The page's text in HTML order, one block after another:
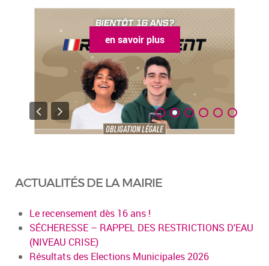
en savoir plus
ACTUALITÉS DE LA MAIRIE
Le recensement dès 16 ans !
SÉCHERESSE – RAPPEL DES RESTRICTIONS D'EAU
(NIVEAU CRISE)
Résultats des Elections Municipales 2026